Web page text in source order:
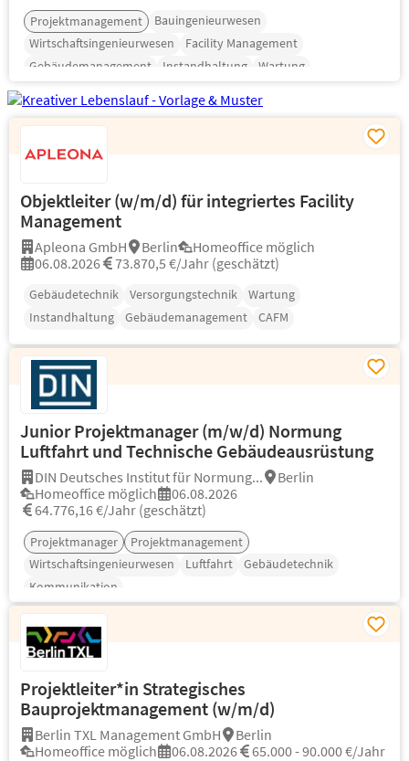
Projektmanagement
Bauingenieurwesen
Wirtschaftsingenieurwesen
Facility Management
Gebäudemanagement
Instandhaltung Wartung
Objektleiter (w/m/d) für integriertes Facility
Management
Apleona GmbH Berlin
Homeoffice möglich
06.08.2026
73.870,5 €/Jahr (geschätzt)
Gebäudetechnik Versorgungstechnik
Wartung
Instandhaltung
Gebäudemanagement CAFM
Junior Projektmanager (m/w/d) Normung
Luftfahrt und Technische Gebäudeausrüstung
DIN Deutsches Institut für Normung...
Berlin
Homeoffice möglich
06.08.2026
64.776,16 €/Jahr (geschätzt)
Projektmanager
Projektmanagement
Wirtschaftsingenieurwesen
Luftfahrt
Gebäudetechnik
Kommunikation
Projektleiter*in Strategisches
Bauprojektmanagement (w/m/d)
Berlin TXL Management GmbH
Berlin
Homeoffice möglich
06.08.2026 65.000 - 90.000 €/Jahr